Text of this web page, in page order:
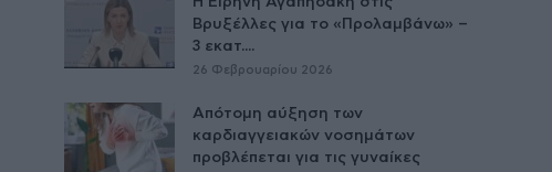
Βρυξέλλες για το «Προλαμβάνω» –
3 εκατ....
26 Φεβρουαρίου 2026
Απότομη αύξηση των
καρδιαγγειακών νοσημάτων
προβλέπεται για τις γυναίκες